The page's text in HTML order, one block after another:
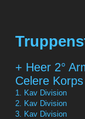
+ Heer 2°
Celere Korps
1. Kav Division
2. Kav Division
3. Kav Division